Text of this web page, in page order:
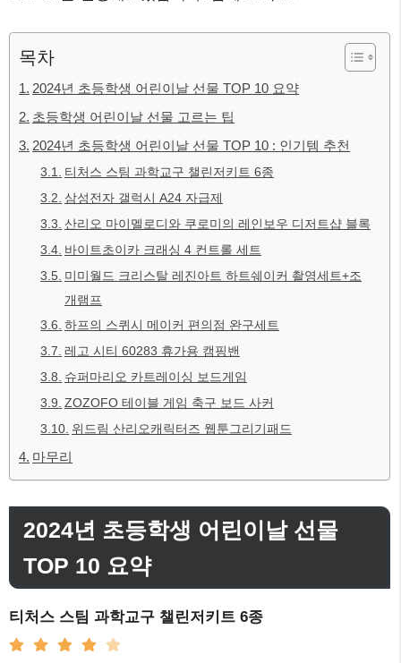
목차
2024년 초등학생 어린이날 선물 TOP 10 요약
초등학생 어린이날 선물 고르는 팁
2024년 초등학생 어린이날 선물 TOP 10 : 인기템 추천
티처스 스팀 과학교구 챌린저키트 6종
삼성전자 갤럭시 A24 자급제
산리오 마이멜로디와 쿠로미의 레인보우 디저트샵 블록
바이트초이카 크래싱 4 컨트롤 세트
미미월드 크리스탈 레진아트 하트쉐이커 촬영세트+조
개램프
하프의 스퀴시 메이커 편의점 완구세트
레고 시티 60283 휴가용 캠핑밴
슈퍼마리오 카트레이싱 보드게임
ZOZOFO 테이블 게임 축구 보드 사커
위드림 산리오캐릭터즈 웹툰그리기패드
마무리
2024년 초등학생 어린이날 선물
TOP 10 요약
티처스 스팀 과학교구 챌린저키트 6종